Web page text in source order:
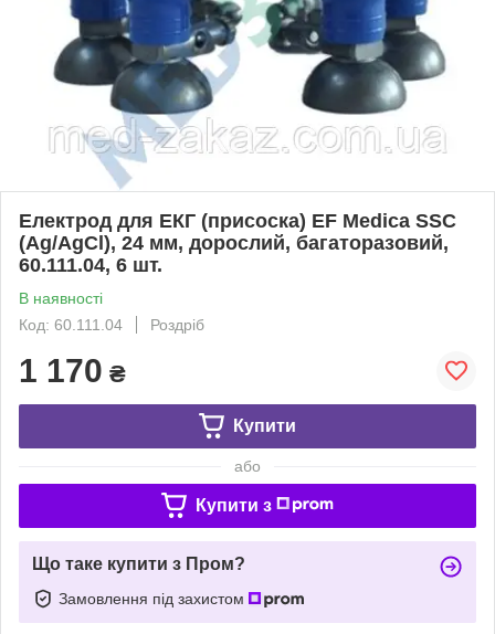
Електрод для ЕКГ (присоска) EF Medica SSC
(Ag/AgCl), 24 мм, дорослий, багаторазовий,
60.111.04, 6 шт.
В наявності
Код: 60.111.04
Роздріб
1 170 ₴
Купити
або
Купити з
Що таке купити з Пром?
Замовлення під захистом